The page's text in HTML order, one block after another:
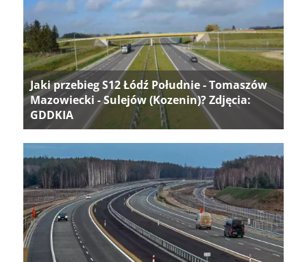
Jaki przebieg S12 Łódź Południe - Tomaszów
Mazowiecki - Sulejów (Kozenin)? Zdjęcia:
GDDKIA